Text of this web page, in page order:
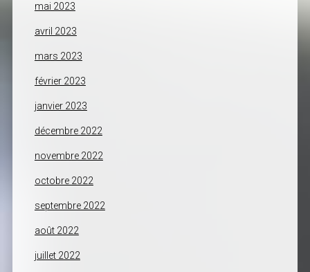
mai 2023
avril 2023
mars 2023
février 2023
janvier 2023
décembre 2022
novembre 2022
octobre 2022
septembre 2022
août 2022
juillet 2022